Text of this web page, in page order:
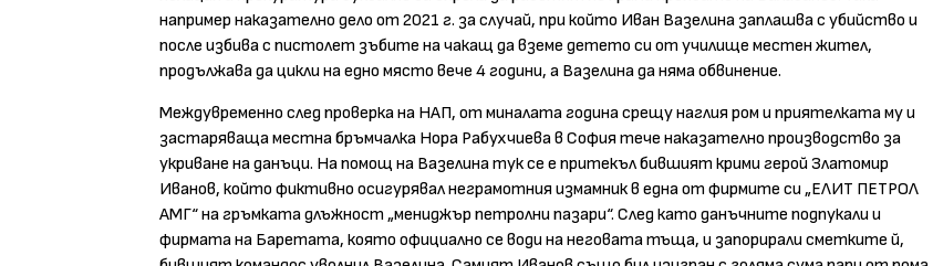
например наказателно дело от 2021 г. за случай, при който Иван Вазелина заплашва с убийство и
после избива с пистолет зъбите на чакащ да вземе детето си от училище местен жител,
продължава да цикли на едно място вече 4 години, а Вазелина да няма обвинение.
Междувременно след проверка на НАП, от миналата година срещу наглия ром и приятелката му и
застаряваща местна бръмчалка Нора Рабухчиева в София тече наказателно производство за
укриване на данъци. На помощ на Вазелина тук се е притекъл бившият крими герой Златомир
Иванов, който фиктивно осигурявал неграмотния измамник в една от фирмите си „ЕЛИТ ПЕТРОЛ
АМГ“ на гръмката длъжност „мениджър петролни пазари“. След като данъчните подпукали и
фирмата на Баретата, която официално се води на неговата тъща, и запорирали сметките й,